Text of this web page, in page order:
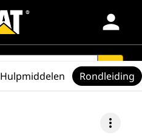
person
search
more_vert
Hulpmiddelen Rondleiding